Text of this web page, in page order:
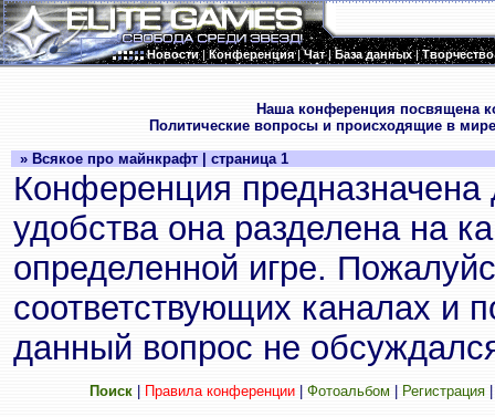
Новости|Конференция|Чат|База данных|Творчество
Наша конференция посвящена
Политические вопросы и происходящие в
» Всякое про майнкрафт | страница 1
Конференция
удобства она разделена на
определенной игре.
соответствующих каналах и
данный вопрос не
Поиск| Правила конференции| Фотоальбом Регистрация